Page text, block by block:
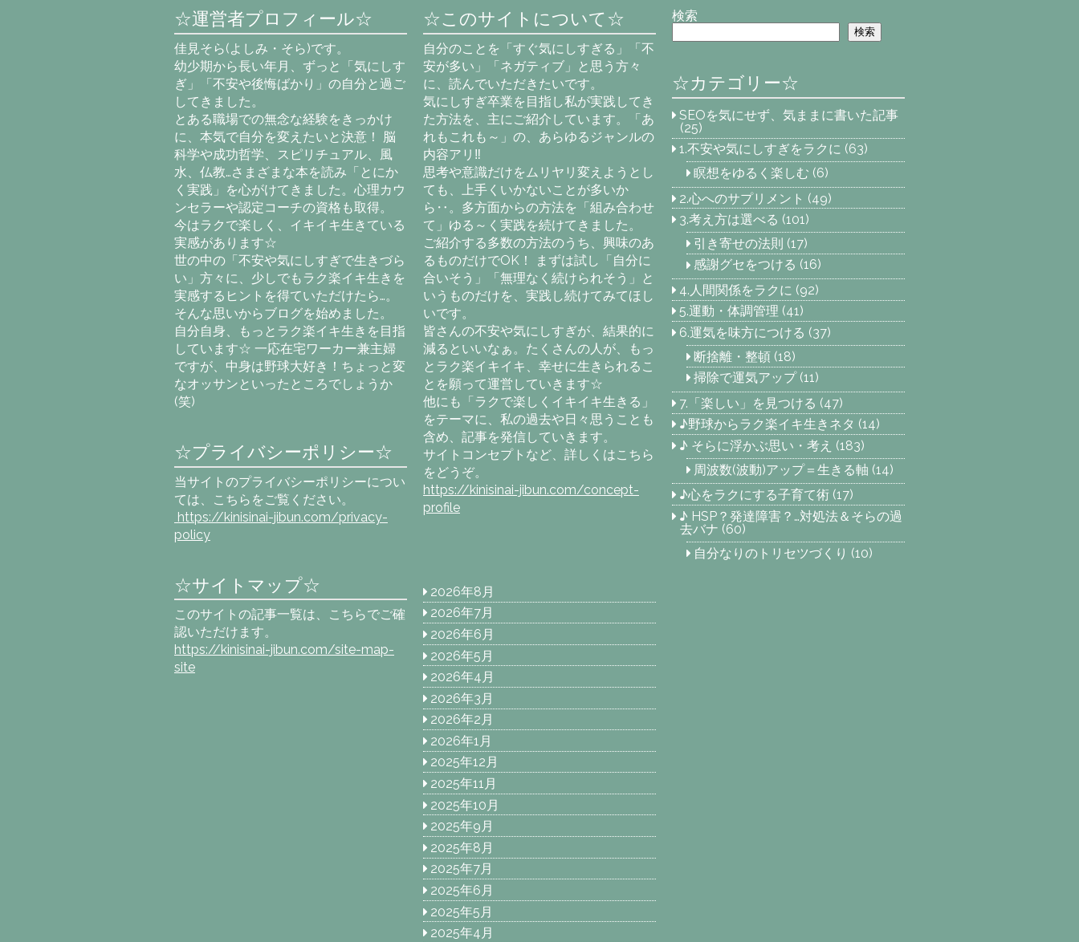
☆運営者プロフィール☆
佳見そら(よしみ・そら)です。
幼少期から長い年月、ずっと「気にしす
ぎ」「不安や後悔ばかり」の自分と過ご
してきました。
とある職場での無念な経験をきっかけ
に、本気で自分を変えたいと決意！ 脳
科学や成功哲学、スピリチュアル、風
水、仏教…さまざまな本を読み「とにか
く実践」を心がけてきました。心理カウ
ンセラーや認定コーチの資格も取得。
今はラクで楽しく、イキイキ生きている
実感があります☆
世の中の「不安や気にしすぎで生きづら
い」方々に、少しでもラク楽イキ生きを
実感するヒントを得ていただけたら…。
そんな思いからブログを始めました。
自分自身、もっとラク楽イキ生きを目指
しています☆ 一応在宅ワーカー兼主婦
ですが、中身は野球大好き！ちょっと変
なオッサンといったところでしょうか
(笑)
☆このサイトについて☆
自分のことを「すぐ気にしすぎる」「不
安が多い」「ネガティブ」と思う方々
に、読んでいただきたいです。
気にしすぎ卒業を目指し私が実践してき
た方法を、主にご紹介しています。「あ
れもこれも～」の、あらゆるジャンルの
内容アリ‼
思考や意識だけをムリヤリ変えようとし
ても、上手くいかないことが多いか
ら‥。多方面からの方法を「組み合わせ
て」ゆる～く実践を続けてきました。
ご紹介する多数の方法のうち、興味のあ
るものだけでOK！ まずは試し「自分に
合いそう」「無理なく続けられそう」と
いうものだけを、実践し続けてみてほし
いです。
皆さんの不安や気にしすぎが、結果的に
減るといいなぁ。たくさんの人が、もっ
とラク楽イキイキ、幸せに生きられるこ
とを願って運営していきます☆
他にも「ラクで楽しくイキイキ生きる」
をテーマに、私の過去や日々思うことも
含め、記事を発信していきます。
サイトコンセプトなど、詳しくはこちら
をどうぞ。
https://kinisinai-jibun.com/concept-
profile
検索
検索
☆カテゴリー☆
SEOを気にせず、気ままに書いた記事
(25)
1.不安や気にしすぎをラクに (63)
瞑想をゆるく楽しむ (6)
2.心へのサプリメント (49)
3.考え方は選べる (101)
引き寄せの法則 (17)
感謝グセをつける (16)
4.人間関係をラクに (92)
5.運動・体調管理 (41)
6.運気を味方につける (37)
断捨離・整頓(18)
掃除で運気アップ(11)
7.「楽しい」を見つける (47)
♪野球からラク楽イキ生きネタ (14)
♪ そらに浮かぶ思い・考え (183)
周波数(波動)アップ＝生きる軸 (14)
♪心をラクにする子育て術 (17)
♪ HSP？発達障害？…対処法＆そらの過
去バナ (60)
自分なりのトリセツづくり (10)
☆プライバシーポリシー☆
当サイトのプライバシーポリシーについ
ては、こちらをご覧ください。
https://kinisinai-jibun.com/privacy-
policy
☆サイトマップ☆
このサイトの記事一覧は、こちらでご確
認いただけます。
https://kinisinai-jibun.com/site-map-
site
2026年8月
2026年7月
2026年6月
2026年5月
2026年4月
2026年3月
2026年2月
2026年1月
2025年12月
2025年11月
2025年10月
2025年9月
2025年8月
2025年7月
2025年6月
2025年5月
2025年4月